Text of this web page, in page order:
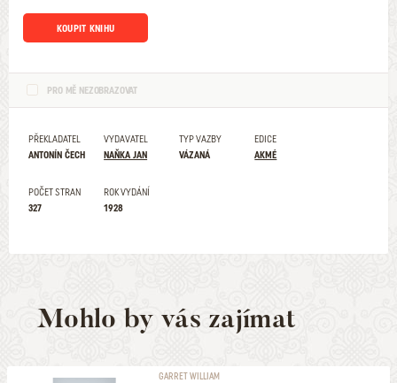
KOUPIT KNIHU
PRO MĚ NEZOBRAZOVAT
PŘEKLADATEL
ANTONÍN ČECH
VYDAVATEL
NAŇKA JAN
TYP VAZBY
VÁZANÁ
EDICE
AKMÉ
POČET STRAN
327
ROK VYDÁNÍ
1928
Mohlo by vás zajímat
GARRET WILLIAM